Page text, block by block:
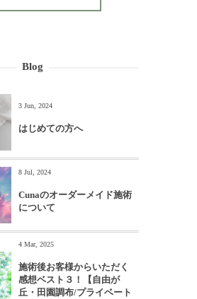
Blog
3 Jun, 2024
はじめての方へ
8 Jul, 2024
Cunaのオーダーメイド施術
について
4 Mar, 2025
施術後お客様からいただく
感想ベスト３！【自由が
丘・田園調布/プライベート